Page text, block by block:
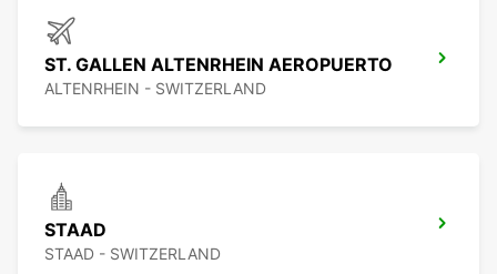
ST. GALLEN ALTENRHEIN AEROPUERTO
ALTENRHEIN - SWITZERLAND
STAAD
STAAD - SWITZERLAND